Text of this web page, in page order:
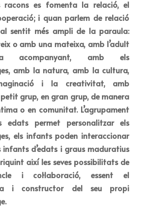
racons es fomenta la relació, el
i quan parlem de relació
sentit més ampli de la paraula:
o amb una mateixa, amb l’adult
acompanyant, amb els
amb la natura, amb la cultura,
i la creativitat, amb
petit grup, en gran grup, de manera
o en comunitat. L’agrupament
edats permet personalitzar els
els infants poden interaccionar
infants d’edats i graus maduratius
així les seves possibilitats de
i col·laboració, essent el
i constructor del seu propi